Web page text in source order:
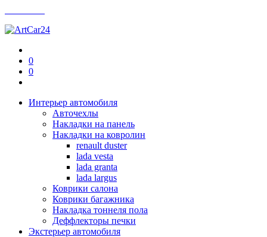
0
0
Интерьер автомобиля
Авточехлы
Накладки на панель
Накладки на ковролин
renault duster
lada vesta
lada granta
lada largus
Коврики салона
Коврики багажника
Накладка тоннеля пола
Деффлекторы печки
Экстерьер автомобиля